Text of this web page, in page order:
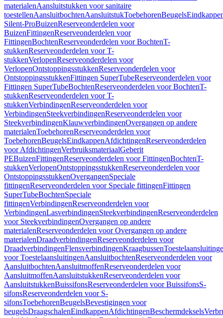
materialenAansluitstukken voor sanitaire
toestellenAansluitbochtenAansluitstukToebehorenBeugels
Silent-ProBuizenReserveonderdelen voor
BuizenFittingenReserveonderdelen voor
FittingenBochtenReserveonderdelen voor BochtenT-
stukkenReserveonderdelen voor T-
stukkenVerlopenReserveonderdelen voor
VerlopenOntstoppingsstukkenReserveonderdelen voor
OntstoppingsstukkenFittingen SuperTubeReserveonderdelen voor
Fittingen SuperTubeBochtenReserveonderdelen voor BochtenT-
stukkenReserveonderdelen voor T-
stukkenVerbindingenReserveonderdelen voor
VerbindingenSteekverbindingenReserveonderdelen voor
SteekverbindingenKlauwverbindingenOvergangen op andere
materialenToebehorenReserveonderdelen voor
ToebehorenBeugelsEindkappenAfdichtingenReserveonderdelen
voor AfdichtingenVerbruiksmateriaalGeberit
PEBuizenFittingenReserveonderdelen voor FittingenBochtenT-
stukkenVerlopenOntstoppingsstukkenReserveonderdelen voor
OntstoppingsstukkenOvergangenSpeciale
fittingenReserveonderdelen voor Speciale fittingenFittingen
SuperTubeBochtenSpeciale
fittingenVerbindingenReserveonderdelen voor
VerbindingenLasverbindingenSteekverbindingenReserveonderdelen
voor SteekverbindingenOvergangen op andere
materialenReserveonderdelen voor Overgangen op andere
materialenDraadverbindingenReserveonderdelen voor
DraadverbindingenFlensverbindingenKraagbussen
voor ToestelaansluitingenAansluitbochtenReserveonderdelen voor
AansluitbochtenAansluitmoffenReserveonderdelen voor
AansluitmoffenAansluitstukkenReserveonderdelen voor
AansluitstukkenBuissifonsReserveonderdelen voor BuissifonsS-
sifonsReserveonderdelen voor S-
sifonsToebehorenBeugelsBevestigingen voor
beugelsDraagschalenEindkappenAfdichtingenBeschermdeksels